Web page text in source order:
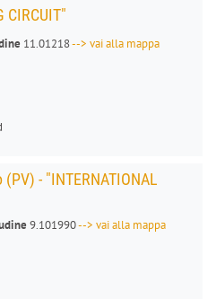
CIRCUIT"
11.01218--> vai alla mappa
- "INTERNATIONAL
9.101990--> vai alla mappa